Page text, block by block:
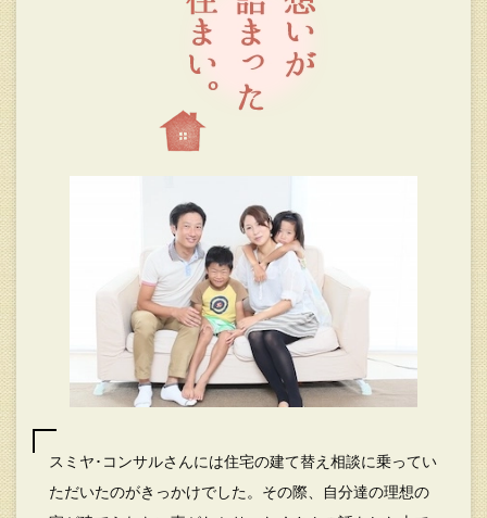
スミヤ･コンサルさんには住宅の建て替え相談に乗ってい
ただいたのがきっかけでした。その際、自分達の理想の